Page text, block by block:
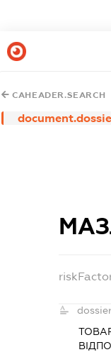
CAHEADER.SEARCH